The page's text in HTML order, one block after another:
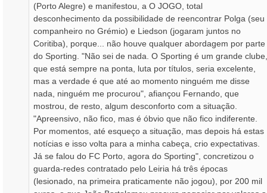
(Porto Alegre) e manifestou, a O JOGO, total
desconhecimento da possibilidade de reencontrar Polga (seu
companheiro no Grémio) e Liedson (jogaram juntos no
Coritiba), porque... não houve qualquer abordagem por parte
do Sporting. "Não sei de nada. O Sporting é um grande clube,
que está sempre na ponta, luta por títulos, seria excelente,
mas a verdade é que até ao momento ninguém me disse
nada, ninguém me procurou", afiançou Fernando, que
mostrou, de resto, algum desconforto com a situação.
"Apreensivo, não fico, mas é óbvio que não fico indiferente.
Por momentos, até esqueço a situação, mas depois há estas
notícias e isso volta para a minha cabeça, crio expectativas.
Já se falou do FC Porto, agora do Sporting", concretizou o
guarda-redes contratado pelo Leiria há três épocas
(lesionado, na primeira praticamente não jogou), por 200 mil